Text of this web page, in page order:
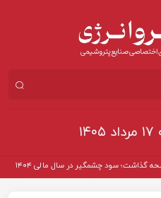
گذاشت؛ سود چشمگیر در سال مالی ۱۴۰۴